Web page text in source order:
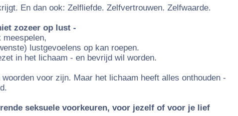
En dan ook: Zelfliefde. Zelfvertrouwen. Zelfwaarde.
zozeer op lust -
meespelen,
lustgevoelens op kan roepen.
in het lichaam - en bevrijd wil worden.
voor zijn. Maar het lichaam heeft alles onthouden -
seksuele voorkeuren, voor jezelf of voor je lief